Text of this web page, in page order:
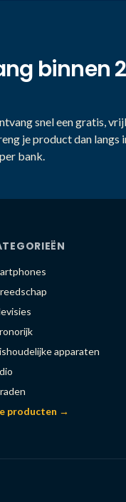
binnen
snel een gratis,
je product dan langs
bank.
apparaten
producten →